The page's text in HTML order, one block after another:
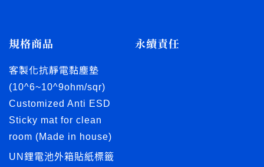
規格商品
客製化抗靜電黏塵墊
(10^6~10^9ohm/sqr)
Customized Anti ESD
Sticky mat for clean
room (Made in house)
UN鋰電池外箱貼紙標籤
永續責任